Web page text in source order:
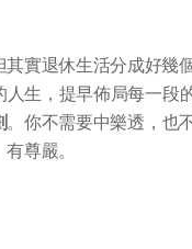
實退休生活分成好
生，提早佈局每一段
。你不需要中樂透，也
尊嚴。